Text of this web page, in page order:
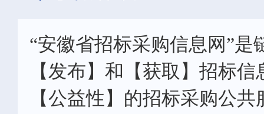
“安徽省招标采购信息网”
【发布】和【获取】招标
【公益性】的招标采购公